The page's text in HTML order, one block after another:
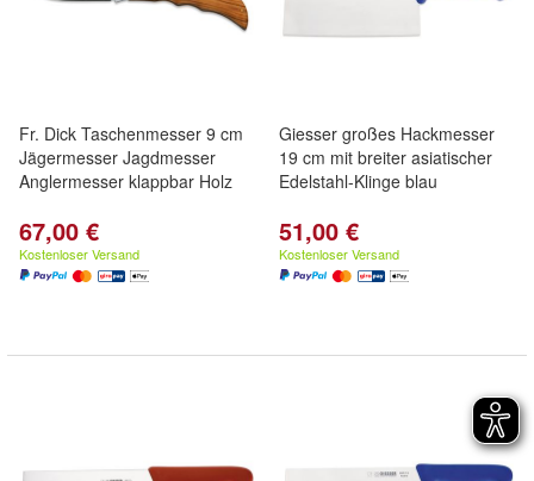
Fr. Dick Taschenmesser 9 cm
Jägermesser Jagdmesser
Anglermesser klappbar Holz
67,00 €
Kostenloser Versand
Giesser großes Hackmesser
19 cm mit breiter asiatischer
Edelstahl-Klinge blau
51,00 €
Kostenloser Versand